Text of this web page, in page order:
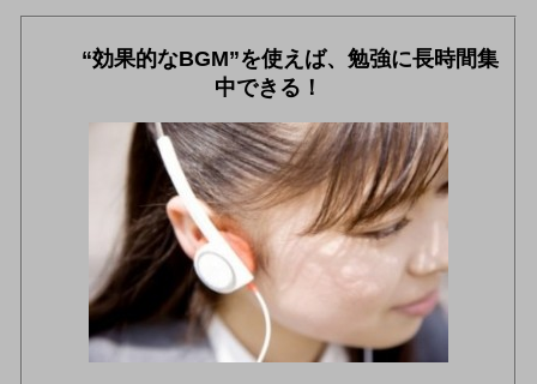
“効果的なBGM”を使えば、勉強に長時間集
中できる！